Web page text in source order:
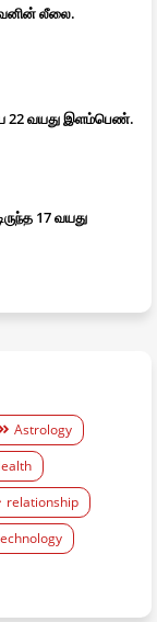
லீலை.
22 வயது இளம்பெண்.
17 வயது
Astrology
relationship